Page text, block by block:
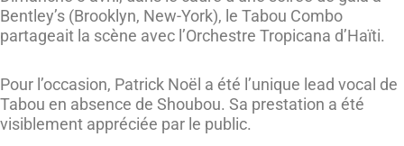
Bentley’s (Brooklyn, New-York), le Tabou Combo
partageait la scène avec l’Orchestre Tropicana d’Haïti.
Pour l’occasion, Patrick Noël a été l’unique lead vocal de
Tabou en absence de Shoubou. Sa prestation a été
visiblement appréciée par le public.